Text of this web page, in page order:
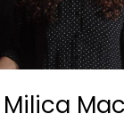
Milica